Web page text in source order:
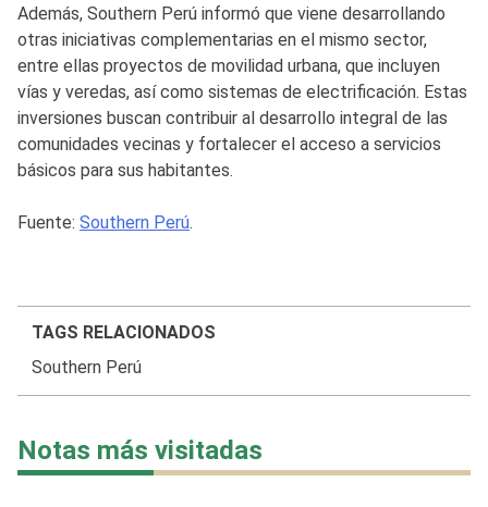
Además, Southern Perú informó que viene desarrollando
otras iniciativas complementarias en el mismo sector,
entre ellas proyectos de movilidad urbana, que incluyen
vías y veredas, así como sistemas de electrificación. Estas
inversiones buscan contribuir al desarrollo integral de las
comunidades vecinas y fortalecer el acceso a servicios
básicos para sus habitantes.
Fuente: Southern Perú.
TAGS RELACIONADOS
Southern Perú
Notas más visitadas